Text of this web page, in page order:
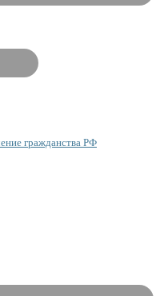
гражданства РФ